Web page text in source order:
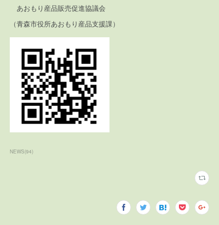
あおもり産品販売促進協議会
（青森市役所あおもり産品支援課）
NEWS(94)